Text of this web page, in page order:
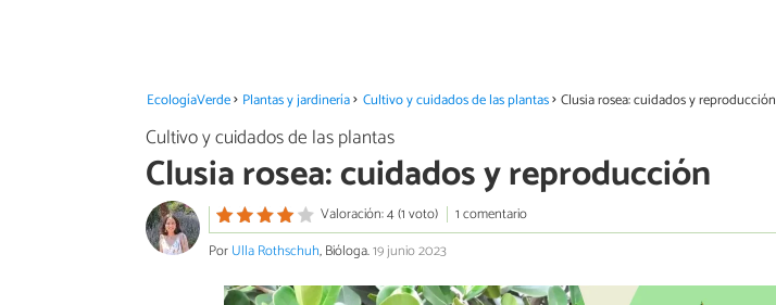
EcologíaVerde Plantas y jardinería Cultivo y cuidados de las plantas Clusia rosea: cuidados y reproducción
Cultivo y cuidados de las plantas
Clusia rosea: cuidados y reproducción
Valoración: 4 (1 voto)
1 comentario
PorUlla Rothschuh, Bióloga.19 junio 2023